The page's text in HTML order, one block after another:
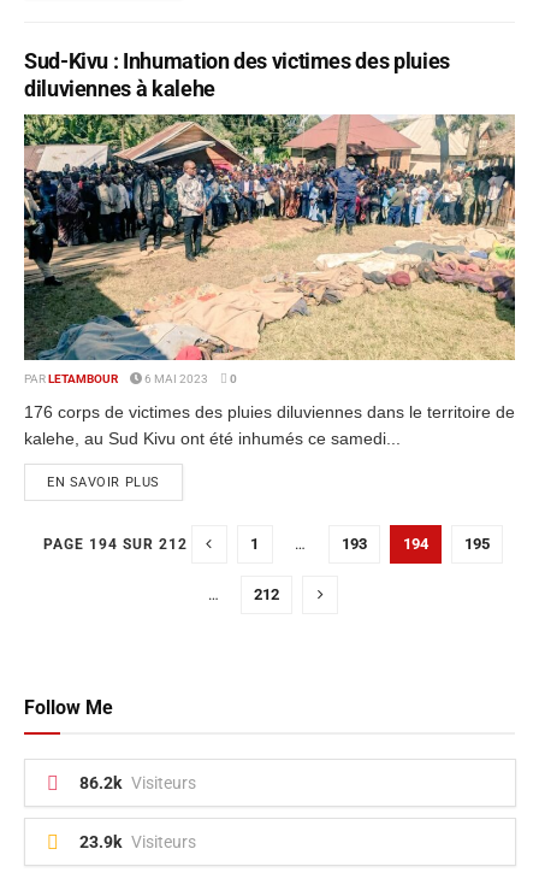
Sud-Kivu : Inhumation des victimes des pluies
diluviennes à kalehe
PAR LETAMBOUR 6 MAI 2023 0
176 corps de victimes des pluies diluviennes dans le territoire de
kalehe, au Sud Kivu ont été inhumés ce samedi...
EN SAVOIR PLUS
PAGE 194 SUR 212 1 … 193 194 195
… 212
Follow Me
86.2k Visiteurs
23.9k Visiteurs